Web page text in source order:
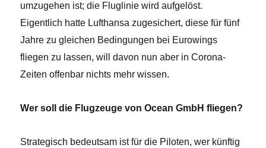
umzugehen ist; die Fluglinie wird aufgelöst.
Eigentlich hatte Lufthansa zugesichert, diese für fünf
Jahre zu gleichen Bedingungen bei Eurowings
fliegen zu lassen, will davon nun aber in Corona-
Zeiten offenbar nichts mehr wissen.
Wer soll die Flugzeuge von Ocean GmbH fliegen?
Strategisch bedeutsam ist für die Piloten, wer künftig